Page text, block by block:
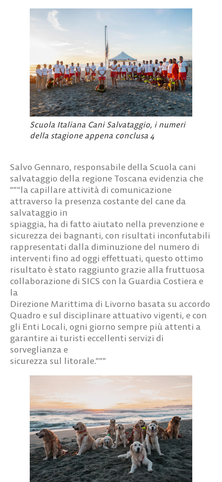
Scuola Italiana Cani Salvataggio, i numeri
della stagione appena conclusa 4
Salvo Gennaro, responsabile della Scuola cani
salvataggio della regione Toscana evidenzia che
“”“la capillare attività di comunicazione
attraverso la presenza costante del cane da
salvataggio in
spiaggia, ha di fatto aiutato nella prevenzione e
sicurezza dei bagnanti, con risultati inconfutabili
rappresentati dalla diminuzione del numero di
interventi fino ad oggi effettuati, questo ottimo
risultato è stato raggiunto grazie alla fruttuosa
collaborazione di SICS con la Guardia Costiera e
la
Direzione Marittima di Livorno basata su accordo
Quadro e sul disciplinare attuativo vigenti, e con
gli Enti Locali, ogni giorno sempre più attenti a
garantire ai turisti eccellenti servizi di
sorveglianza e
sicurezza sul litorale.”””